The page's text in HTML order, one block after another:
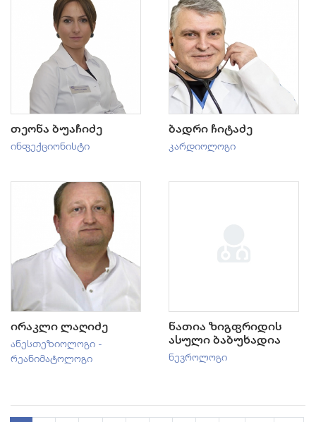
თეონა ბუაჩიძე
ინფექციონისტი
ბადრი ჩიტაძე
კარდიოლოგი
ირაკლი ლაღიძე
ანესთეზიოლოგი -
რეანიმატოლოგი
ნათია ზიგფრიდის
ასული ბაბუხადია
ნევროლოგი